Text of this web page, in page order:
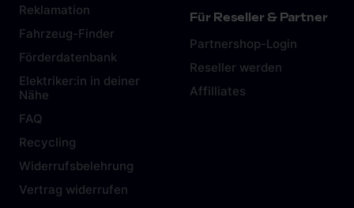
Reklamation
Fahrzeug-Finder
Förderdatenbank
Elektriker:in in deiner
Nähe
FAQ
Recycling
Widerrufsbelehrung
Vertrag widerrufen
Für Reseller & Partner
Partnershop-Login
Reseller werden
Affilliates